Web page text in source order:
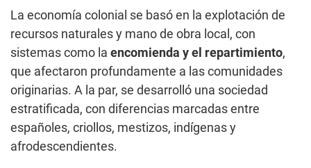
La economía colonial se basó en la explotación de
recursos naturales y mano de obra local, con
sistemas como la encomienda y el repartimiento,
que afectaron profundamente a las comunidades
originarias. A la par, se desarrolló una sociedad
estratificada, con diferencias marcadas entre
españoles, criollos, mestizos, indígenas y
afrodescendientes.